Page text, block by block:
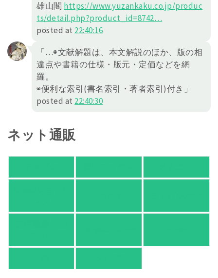
雄山閣 https://www.yuzankaku.co.jp/produc
ts/detail.php?product_id=8742…
posted at 22:40:16
「…◉文献解題は、本文解説のほか、版の相
違点や書籍の仕様・版元・定価などを網
羅。
◉便利な索引(書名索引・著者索引)付き」
posted at 22:40:30
ネット通販